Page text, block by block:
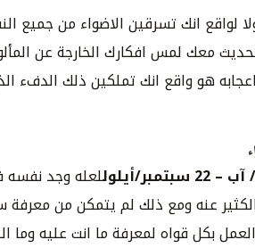
لواقع انك تسرقين الاضواء من جميع
الحديث معك لمس افكارك الخارجة عن
اعجابه هو واقع انك تملكين ذلك
/آب –
22 سبتمبر/أيلوللعله وجد نفسه
عنه ومع ذلك لم يتمكن من معرفة
بكل قواه لمعرفة ما انت عليه وما